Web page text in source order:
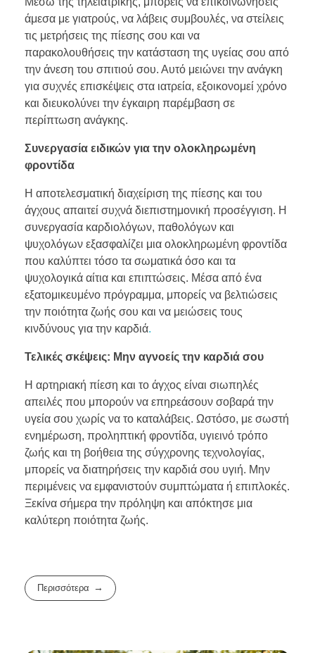
άμεσα με γιατρούς, να λάβεις συμβουλές, να στείλεις
τις μετρήσεις της πίεσης σου και να
παρακολουθήσεις την κατάσταση της υγείας σου από
την άνεση του σπιτιού σου. Αυτό μειώνει την ανάγκη
για συχνές επισκέψεις στα ιατρεία, εξοικονομεί χρόνο
και διευκολύνει την έγκαιρη παρέμβαση σε
περίπτωση ανάγκης.
Συνεργασία ειδικών για την ολοκληρωμένη
φροντίδα
Η αποτελεσματική διαχείριση της πίεσης και του
άγχους απαιτεί συχνά διεπιστημονική προσέγγιση. Η
συνεργασία καρδιολόγων, παθολόγων και
ψυχολόγων εξασφαλίζει μια ολοκληρωμένη φροντίδα
που καλύπτει τόσο τα σωματικά όσο και τα
ψυχολογικά αίτια και επιπτώσεις. Μέσα από ένα
εξατομικευμένο πρόγραμμα, μπορείς να βελτιώσεις
την ποιότητα ζωής σου και να μειώσεις τους
κινδύνους για την καρδιά.
Τελικές σκέψεις: Μην αγνοείς την καρδιά σου
Η αρτηριακή πίεση και το άγχος είναι σιωπηλές
απειλές που μπορούν να επηρεάσουν σοβαρά την
υγεία σου χωρίς να το καταλάβεις. Ωστόσο, με σωστή
ενημέρωση, προληπτική φροντίδα, υγιεινό τρόπο
ζωής και τη βοήθεια της σύγχρονης τεχνολογίας,
μπορείς να διατηρήσεις την καρδιά σου υγιή. Μην
περιμένεις να εμφανιστούν συμπτώματα ή επιπλοκές.
Ξεκίνα σήμερα την πρόληψη και απόκτησε μια
καλύτερη ποιότητα ζωής.
Περισσότερα